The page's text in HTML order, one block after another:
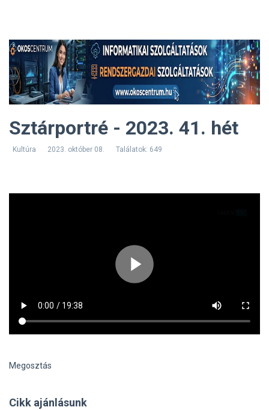
Sztárportré - 2023. 41. hét
Kultúra 2023. október 08. Találatok: 649
Megosztás
Cikk ajánlásunk